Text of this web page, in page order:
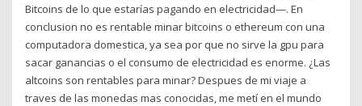
Bitcoins de lo que estarías pagando en electricidad—. En
conclusion no es rentable minar bitcoins o ethereum con una
computadora domestica, ya sea por que no sirve la gpu para
sacar ganancias o el consumo de electricidad es enorme. ¿Las
altcoins son rentables para minar? Despues de mi viaje a
traves de las monedas mas conocidas, me metí en el mundo